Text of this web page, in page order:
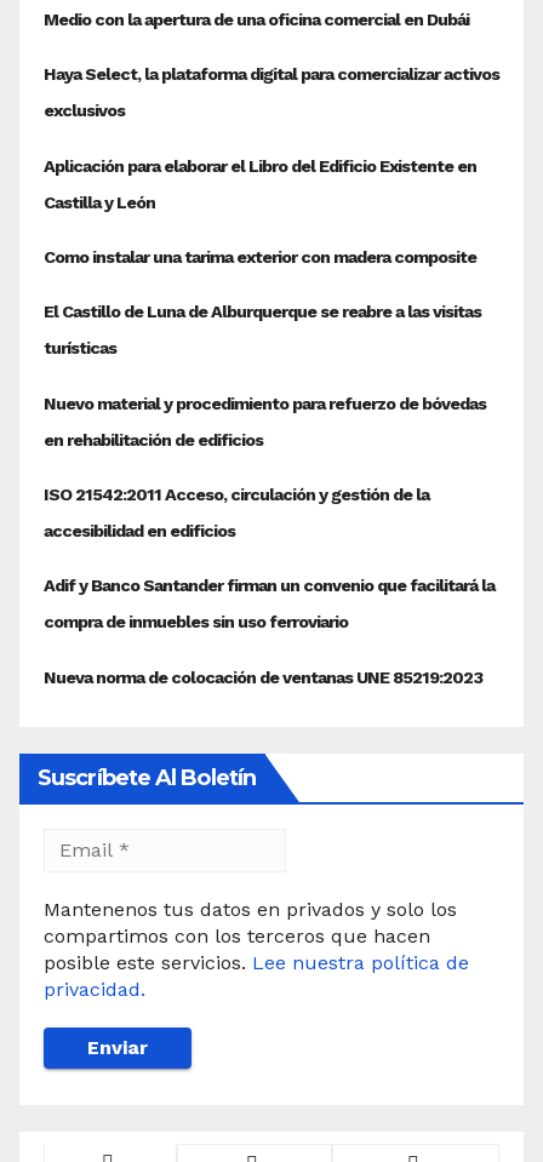
Suscríbete Al Boletín
Mantenenos tus datos en privados y solo los
compartimos con los terceros que hacen
posible este servicios. Lee nuestra política de
privacidad.